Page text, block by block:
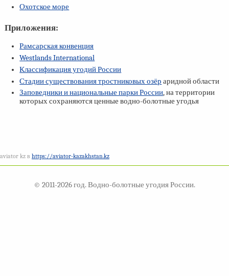
Охотское море
Приложения:
Рамсарская конвенция
Westlands International
Классификация угодий России
Стадии существования тростниковых озёр аридной области
Заповедники и национальные парки России, на территории
которых сохраняются ценные водно-болотные угодья
aviator kz в https://aviator-kazakhstan.kz
© 2011-2026 год. Водно-болотные угодия России.